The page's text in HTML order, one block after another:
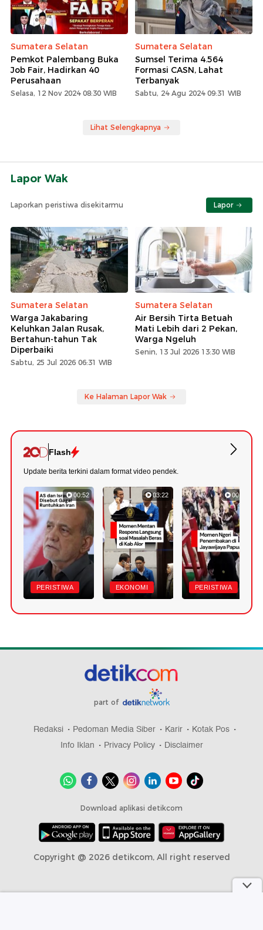
Sumatera Selatan
Pemkot Palembang Buka
Job Fair, Hadirkan 40
Perusahaan
Selasa, 12 Nov 2024 08:30 WIB
Sumatera Selatan
Sumsel Terima 4.564
Formasi CASN, Lahat
Terbanyak
Sabtu, 24 Agu 2024 09:31 WIB
Lihat Selengkapnya
Lapor Wak
Laporkan peristiwa disekitarmu Lapor
Sumatera Selatan
Warga Jakabaring
Keluhkan Jalan Rusak,
Bertahun-tahun Tak
Diperbaiki
Sabtu, 25 Jul 2026 06:31 WIB
Sumatera Selatan
Air Bersih Tirta Betuah
Mati Lebih dari 2 Pekan,
Warga Ngeluh
Senin, 13 Jul 2026 13:30 WIB
Ke Halaman Lapor Wak
Flash
Update berita terkini dalam format video pendek.
00:52
PERISTIWA
03:22
EKONOMI
00:42
PERISTIWA
part of
Redaksi Pedoman Media Siber Karir
Kotak Pos
Info Iklan
Privacy Policy Disclaimer
Download aplikasi detikcom
Copyright @ 2026 detikcom, All right reserved